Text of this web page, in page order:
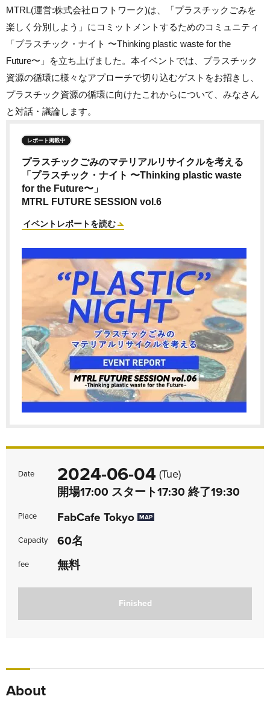
MTRL(運営:株式会社ロフトワーク)は、「プラスチックごみを
楽しく分別しよう」にコミットメントするためのコミュニティ
「プラスチック・ナイト 〜Thinking plastic waste for the
Future〜」を立ち上げました。本イベントでは、プラスチック
資源の循環に様々なアプローチで切り込むゲストをお招きし、
プラスチック資源の循環に向けたこれからについて、みなさん
と対話・議論します。
レポート掲載中
プラスチックごみのマテリアルリサイクルを考える
「プラスチック・ナイト 〜Thinking plastic waste
for the Future〜」
MTRL FUTURE SESSION vol.6
イベントレポートを読む
Date 2024-06-04 (Tue)
開場17:00 スタート17:30 終了19:30
Place FabCafe Tokyo MAP
Capacity 60名
fee 無料
Finished
About